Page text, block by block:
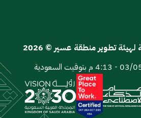
تطوير منطقة عسير © 2026